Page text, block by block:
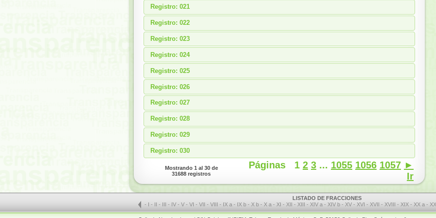
Registro: 021
Registro: 022
Registro: 023
Registro: 024
Registro: 025
Registro: 026
Registro: 027
Registro: 028
Registro: 029
Registro: 030
Mostrando 1 al 30 de
31688 registros
Páginas 1 2 3 ... 1055 1056 1057 ►
Ir
LISTADO DE FRACCIONES
-
- - - IV - V - VI - VII - VIII - IX a- IX b- X b- X a- XI - XII - XIII - XIV a- XIV b- XV - XVI - XVII - XVIII - XIX - XX a-